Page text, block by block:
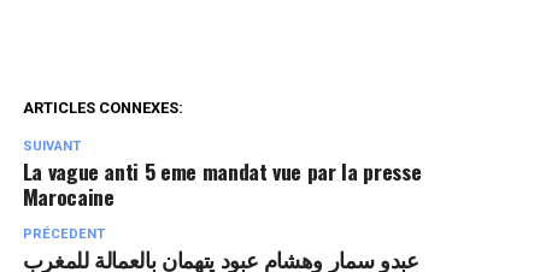
ARTICLES CONNEXES:
SUIVANT
La vague anti 5 eme mandat vue par la presse
Marocaine
PRÉCEDENT
عبدو سمار وهشام عبود يتهمان بالعمالة للمغرب